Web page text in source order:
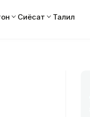
Сиёсат Таҳлил